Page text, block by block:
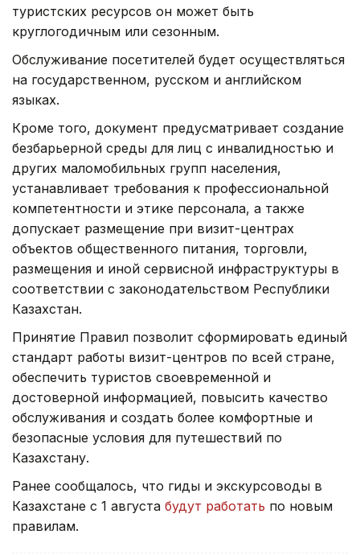
туристских ресурсов он может быть
круглогодичным или сезонным.
Обслуживание посетителей будет осуществляться
на государственном, русском и английском
языках.
Кроме того, документ предусматривает создание
безбарьерной среды для лиц с инвалидностью и
других маломобильных групп населения,
устанавливает требования к профессиональной
компетентности и этике персонала, а также
допускает размещение при визит-центрах
объектов общественного питания, торговли,
размещения и иной сервисной инфраструктуры в
соответствии с законодательством Республики
Казахстан.
Принятие Правил позволит сформировать единый
стандарт работы визит-центров по всей стране,
обеспечить туристов своевременной и
достоверной информацией, повысить качество
обслуживания и создать более комфортные и
безопасные условия для путешествий по
Казахстану.
Ранее сообщалось, что гиды и экскурсоводы в
Казахстане с 1 августа будут работать по новым
правилам.